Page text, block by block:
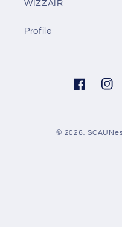
WIZZAIR
Profile
Facebook
© 2026,